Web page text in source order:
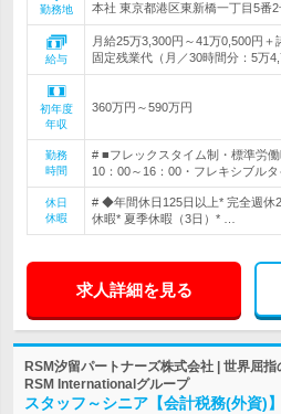
勤務地
本社 東京都港区東新橋一丁目5番2
給与
月給25万3,300円～41万0,500円
固定残業代（月／30時間分：5万
初年度
年収
360万円～590万円
勤務
時間
# ■フレックスタイム制・標準労
10：00～16：00・フレキシブルタ
休日
休暇
# ◆年間休日125日以上* 完全週休
休暇* 夏季休暇（3日）* …
求人詳細を見る
RSM汐留パートナーズ株式会社 | 世界屈指
RSM Internationalグループ
スタッフ～シニア【会計税務(外資)